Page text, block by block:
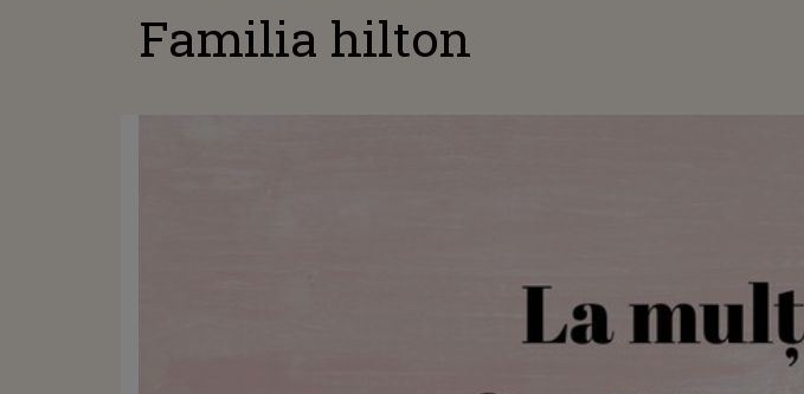
Familia hilton